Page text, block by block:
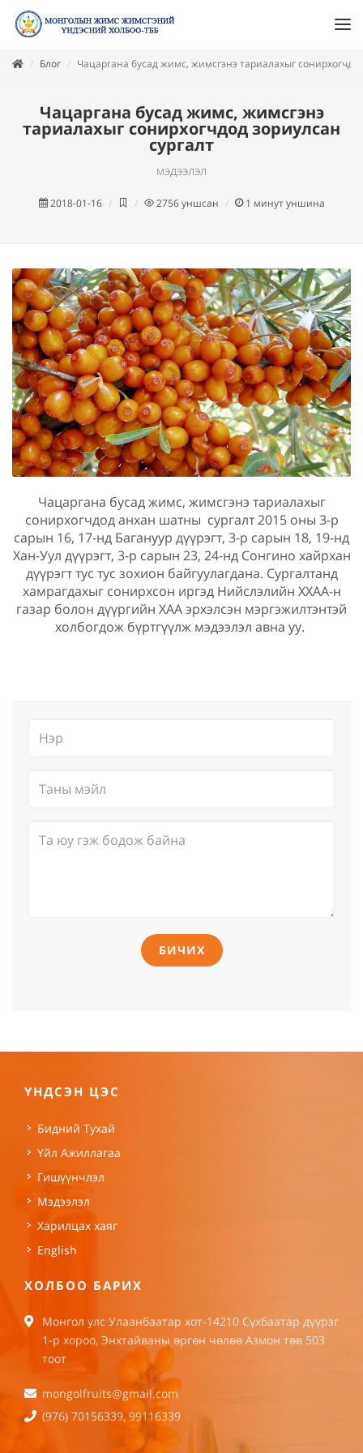
Блог Чацаргана бусад жимс, жимсгэнэ тариалахыг
Чацаргана бусад жимс, жимсгэнэ
тариалахыг сонирхогчдод зориулсан
сургалт
мэдээлэл
2018-01-16 2756уншсан 1 минут уншина
Чацаргана бусад жимс, жимсгэнэ тариалахыг
сонирхогчдод анхан шатны сургалт 2015 оны 3-р
сарын 16, 17-нд Багануур дүүрэгт, 3-р сарын 18, 19-нд
Хан-Уул дүүрэгт, 3-р сарын 23, 24-нд Сонгино хайрхан
дүүрэгт тус тус зохион байгуулагдана. Сургалтанд
хамрагдахыг сонирхсон иргэд Нийслэлийн ХХАА-н
газар болон дүүргийн ХАА эрхэлсэн мэргэжилтэнтэй
холбогдож бүртгүүлж мэдээлэл авна уу.
БИЧИХ
ҮНДСЭН ЦЭС
Бидний Тухай
Үйл Ажиллагаа
Гишүүнчлэл
Мэдээлэл
Харилцах хаяг
English
ХОЛБОО БАРИХ
Монгол улс Улаанбаатар хот-14210 Сүхбаатар дүүрэг
1-р хороо, Энхтайваны өргөн чөлөө Азмон төв 503
тоот
mongolfruits@gmail.com
(976) 70156339, 99116339